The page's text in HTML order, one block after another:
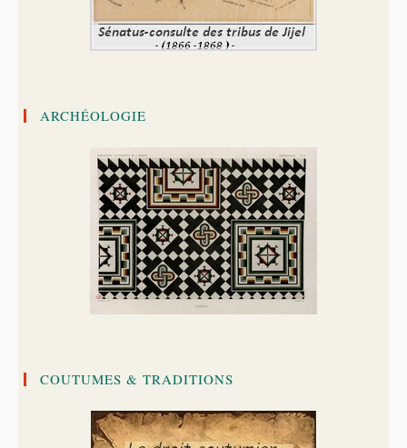
ARCHÉOLOGIE
COUTUMES & TRADITIONS